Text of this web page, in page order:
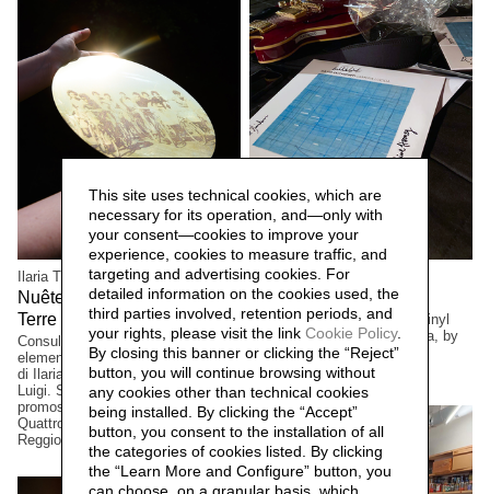
Ilaria Turba
Nuêter – Costellazioni nelle
Terre Matildiche, 2025
Consulenza e realizzazione
elementi installazione. Un progetto
di Ilaria Turba, a cura di Daniele De
Luigi. Sconfinamenti #2 Progetto
promosso dai Comuni di Albinea,
Quattro Castella e Canossa,
Reggio Emilia, Italia.
Mascia Manunza
Camera Chiara, 2025
Limited edition. Suite for a vinyl
and cd cover, Camera Lucida, by
musician/composer David
Occhipinti, Toronto, Canada
This site uses technical cookies, which are
necessary for its operation, and—only with
your consent—cookies to improve your
experience, cookies to measure traffic, and
targeting and advertising cookies. For
detailed information on the cookies used, the
third parties involved, retention periods, and
your rights, please visit the link Cookie Policy.
By closing this banner or clicking the “Reject”
button, you will continue browsing without
any cookies other than technical cookies
being installed. By clicking the “Accept”
button, you consent to the installation of all
the categories of cookies listed. By clicking
the “Learn More and Configure” button, you